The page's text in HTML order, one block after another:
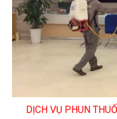
Địa chỉ : Số 488B